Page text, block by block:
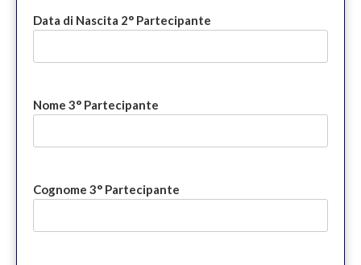
Data di Nascita 2° Partecipante
Nome 3° Partecipante
Cognome 3° Partecipante